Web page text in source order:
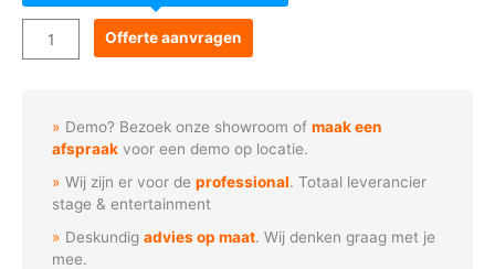
Goboservice
-
aantal
Offerte aanvragen
Demo? Bezoek onze showroom ofmaak een
afspraak voor een demo op locatie.
Wij zijn er voor deprofessional. Totaal leverancier
stage & entertainment
Deskundigadvies op maat. Wij denken graag met je
mee.